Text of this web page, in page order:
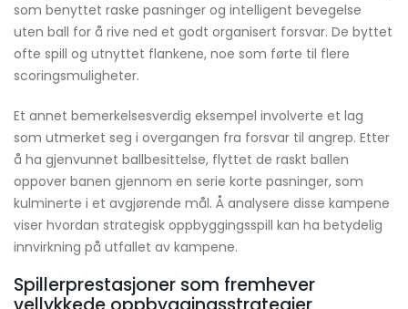
som benyttet raske pasninger og intelligent bevegelse
uten ball for å rive ned et godt organisert forsvar. De byttet
ofte spill og utnyttet flankene, noe som førte til flere
scoringsmuligheter.
Et annet bemerkelsesverdig eksempel involverte et lag
som utmerket seg i overgangen fra forsvar til angrep. Etter
å ha gjenvunnet ballbesittelse, flyttet de raskt ballen
oppover banen gjennom en serie korte pasninger, som
kulminerte i et avgjørende mål. Å analysere disse kampene
viser hvordan strategisk oppbyggingsspill kan ha betydelig
innvirkning på utfallet av kampene.
Spillerprestasjoner som fremhever